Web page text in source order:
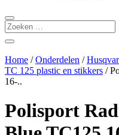
Home /Onderdelen /
TC 125 plastic en stikkers /
16-..
Polisport